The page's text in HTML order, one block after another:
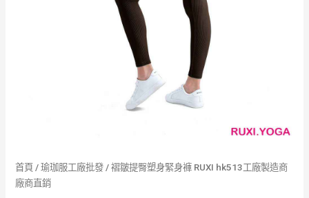
首頁 /瑜珈服工廠批發 / 褶皺提臀塑身緊身褲 RUXI hk513工廠製造商
廠商直銷